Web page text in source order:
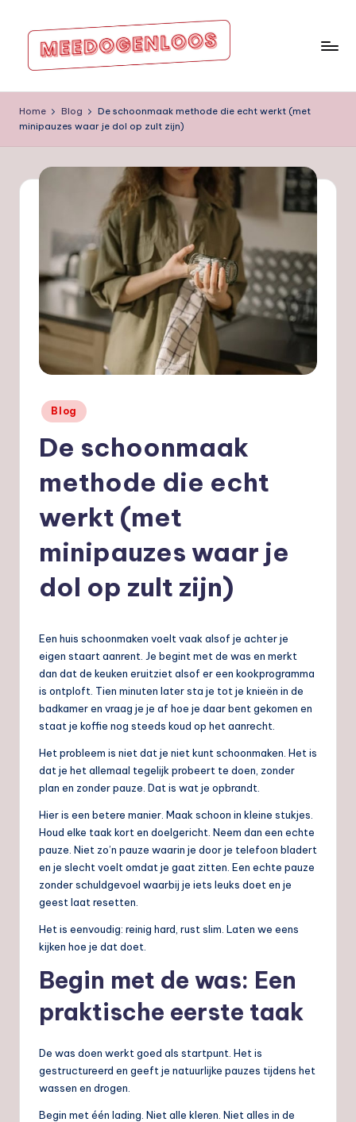
inhoud
e
e
nl
o
o
s.
nl
Home Blog
De schoonmaak methode die echt werkt (met
minipauzes waar je dol op zult zijn)
Geplaatst
in
Blog
De schoonmaak
methode die echt
werkt (met
minipauzes waar je
dol op zult zijn)
Een huis schoonmaken voelt vaak alsof je achter je
eigen staart aanrent. Je begint met de was en merkt
dan dat de keuken eruitziet alsof er een kookprogramma
is ontploft. Tien minuten later sta je tot je knieën in de
badkamer en vraag je je af hoe je daar bent gekomen en
staat je koffie nog steeds koud op het aanrecht.
Het probleem is niet dat je niet kunt schoonmaken. Het is
dat je het allemaal tegelijk probeert te doen, zonder
plan en zonder pauze. Dat is wat je opbrandt.
Hier is een betere manier. Maak schoon in kleine stukjes.
Houd elke taak kort en doelgericht. Neem dan een echte
pauze. Niet zo’n pauze waarin je door je telefoon bladert
en je slecht voelt omdat je gaat zitten. Een echte pauze
zonder schuldgevoel waarbij je iets leuks doet en je
geest laat resetten.
Het is eenvoudig: reinig hard, rust slim. Laten we eens
kijken hoe je dat doet.
Begin met de was: Een
praktische eerste taak
De was doen werkt goed als startpunt. Het is
gestructureerd en geeft je natuurlijke pauzes tijdens het
wassen en drogen.
Begin met één lading. Niet alle kleren. Niet alles in de